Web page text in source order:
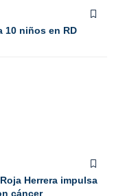
10 niños en RD
Herrera impulsa
cáncer